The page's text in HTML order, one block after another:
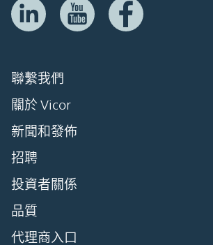
聯繫我們
關於 Vicor
新聞和發佈
招聘
投資者關係
品質
代理商入口